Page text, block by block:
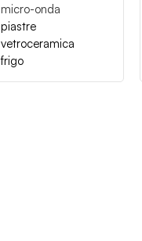
micro-onda
piastre
vetroceramica
frigo